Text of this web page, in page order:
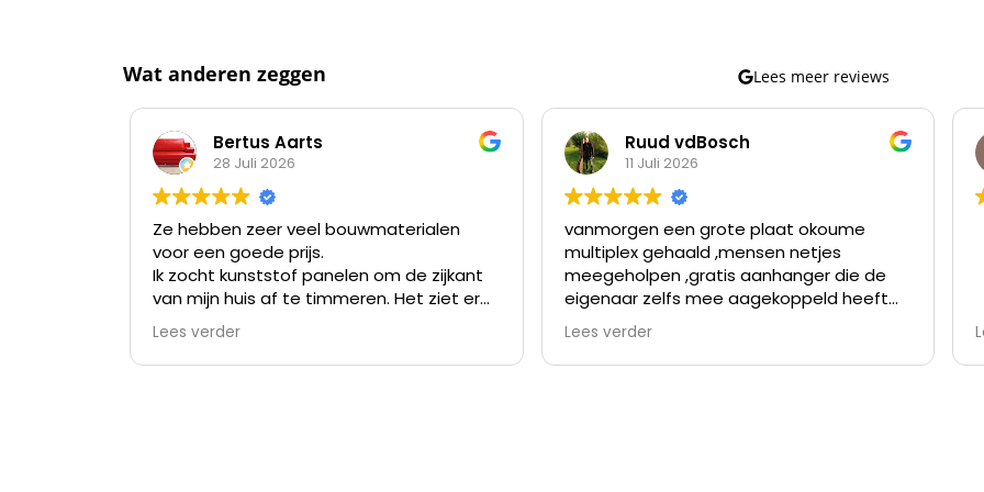
Wat anderen zeggen Lees meer reviews
Bertus Aarts
28 Juli 2026
Ze hebben zeer veel bouwmaterialen
voor een goede prijs.
Ik zocht kunststof panelen om de zijkant
van mijn huis af te timmeren. Het ziet er
nu niet meer uit na meer dan 35 jaar en
verven kost me meer tijd dan alles er af
slopen en die kunststof panelen er op
Lees verder
Ruud vdBosch
11 Juli 2026
vanmorgen een grote plaat okoume
multiplex gehaald ,mensen netjes
meegeholpen ,gratis aanhanger die de
eigenaar zelfs mee aagekoppeld heeft
omdat de verloopstekker niet paste
nette prijzen en topservice ,ben er al
meer geweest en kom er vaker
Lees verder